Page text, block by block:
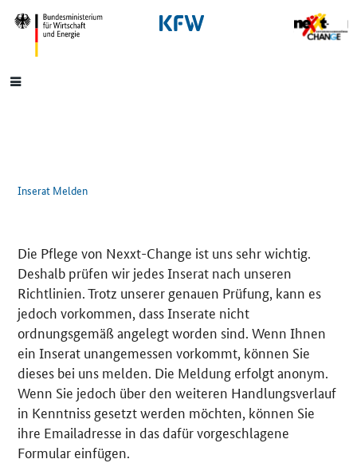
SrOnlyNavigation
Hauptmenü
Inserat Melden
Die Pflege von Nexxt-Change ist uns sehr wichtig.
Deshalb prüfen wir jedes Inserat nach unseren
Richtlinien. Trotz unserer genauen Prüfung, kann es
jedoch vorkommen, dass Inserate nicht
ordnungsgemäß angelegt worden sind. Wenn Ihnen
ein Inserat unangemessen vorkommt, können Sie
dieses bei uns melden. Die Meldung erfolgt anonym.
Wenn Sie jedoch über den weiteren Handlungsverlauf
in Kenntniss gesetzt werden möchten, können Sie
ihre Emailadresse in das dafür vorgeschlagene
Formular einfügen.